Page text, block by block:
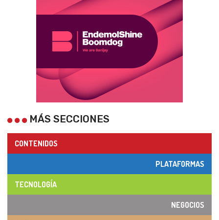
MÁS SECCIONES
CONTENIDOS
PLATAFORMAS
TECNOLOGÍA
NEGOCIOS